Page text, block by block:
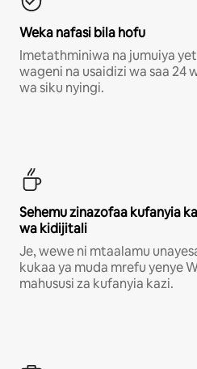
Weka nafasi bila hofu
Imetathminiwa na jumuiya
wageni na usaidizi wa saa 24
wa siku nyingi.
Sehemu zinazofaa kufanyia
wa kidijitali
Je, wewe ni mtaalamu
kukaa ya muda mrefu yenye
mahususi za kufanyia kazi.